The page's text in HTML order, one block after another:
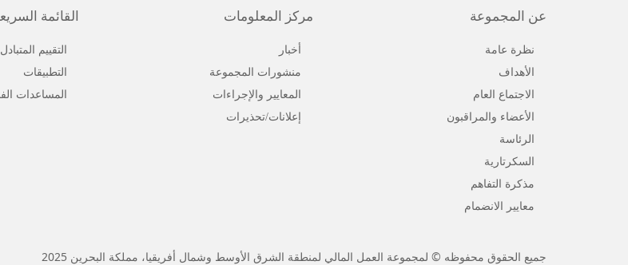
القائمة
التقييم المتبادل
التطبيقات
المساعدات
مركز المعلومات
أخبار
منشورات المجموعة
المعايير والإجراءات
إعلانات/تحذيرات
عن المجموعة
نظرة عامة
الأهداف
الاجتماع العام
الأعضاء والمراقبون
الرئاسة
السكرتارية
مذكرة التفاهم
معايير الانضمام
جميع الحقوق محفوظه © لمجموعة العمل المالي لمنطقة الشرق الأوسط وشمال أفريقيا، مملكة البحرين 2025